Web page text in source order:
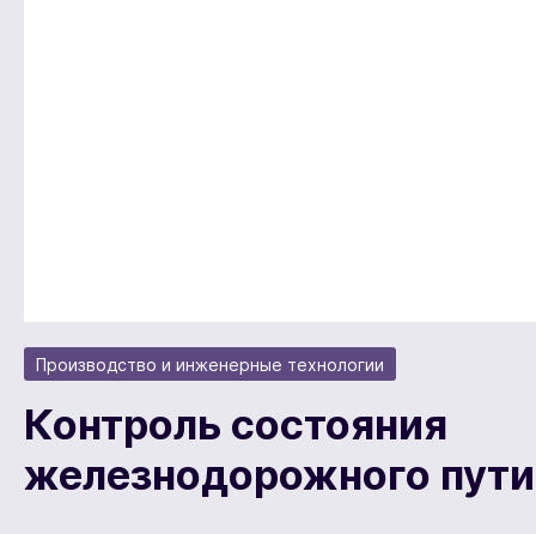
Производство и инженерные технологии
Контроль состояния
железнодорожного пути